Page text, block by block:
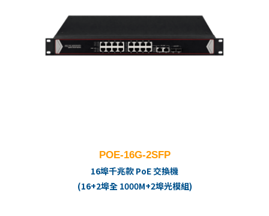
POE-16G-2SFP
16埠千兆款 PoE 交換機
(16+2埠全 1000M+2埠光模組)